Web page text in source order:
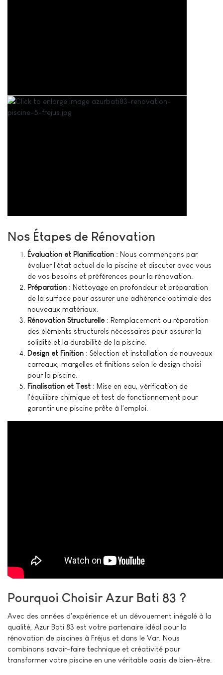
Nos Étapes de Rénovation
Évaluation et Planification : Nous commençons par
évaluer l'état actuel de la piscine et discuter avec vous
de vos besoins et préférences pour la rénovation.
Préparation : Nettoyage en profondeur et préparation
de la surface pour assurer une adhérence optimale des
nouveaux matériaux.
Rénovation Structurelle : Remplacement ou réparation
des éléments structurels nécessaires pour assurer la
solidité et la durabilité de la piscine.
Design et Finition : Sélection et installation de nouveaux
carreaux, margelles et finitions selon le design choisi
pour la piscine.
Finalisation et Test : Mise en eau, vérification de
l'équilibre chimique et test de fonctionnement pour
garantir une piscine prête à l'emploi.
Pourquoi Choisir Azur Bati 83 ?
Avec des années d'expérience et un dévouement inégalé à la
qualité, Azur Bati 83 est votre partenaire idéal pour la
rénovation de piscines à Fréjus et dans le Var. Nous
combinons savoir-faire technique et créativité pour
transformer votre piscine en une véritable oasis de bien-être.